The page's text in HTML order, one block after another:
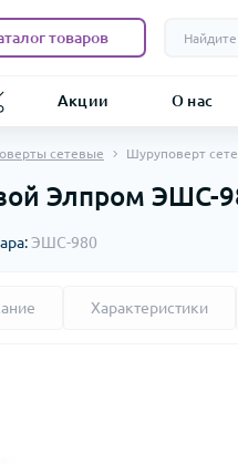
товаров
Акции О нас
сетевые Шуруповерт
Элпром ЭШС-
ЭШС-980
Характеристики